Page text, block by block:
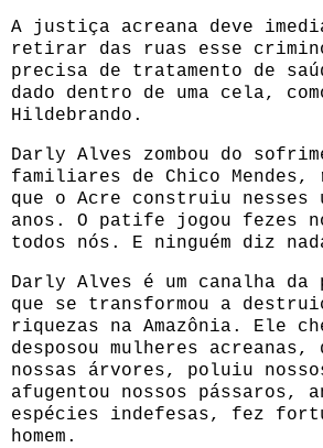
A justiça acreana deve
retirar das ruas esse
precisa de tratamento de
dado dentro de uma cela,
Hildebrando.
Darly Alves zombou do
familiares de Chico
que o Acre construiu
anos. O patife jogou fezes
todos nós. E ninguém diz
Darly Alves é um canalha da
que se transformou a
riquezas na Amazônia. Ele
desposou mulheres acreanas,
nossas árvores, poluiu
afugentou nossos pássaros,
espécies indefesas, fez
homem.